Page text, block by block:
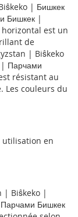
| Бишкек
Бишкек |
horizontal est un
de
| Biŝkeko
| Парчами
résistant au
Les couleurs du
utilisation en
| Biŝkeko |
Бишкек